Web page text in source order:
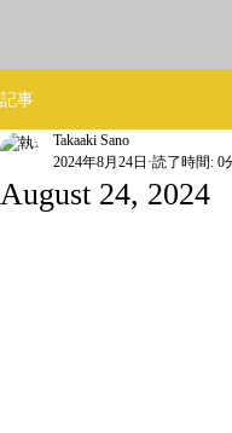
記事
August 24, 2024
Takaaki Sano
2024年8月24日 読了時間: 0